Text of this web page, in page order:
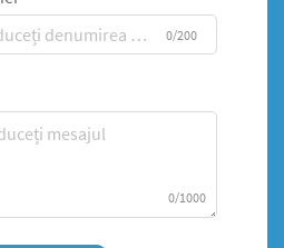
0/200
0/1000